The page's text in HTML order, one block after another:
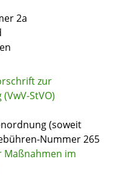
2a
zur
StVO)
(soweit
Nummer 265
im